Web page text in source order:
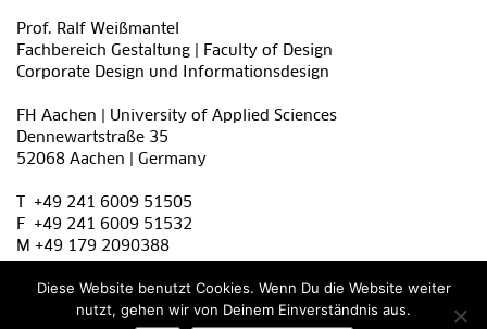
Diese Website benutzt Cookies. Wenn Du die Website weiter
nutzt, gehen wir von Deinem Einverständnis aus.
Prof. Ralf Weißmantel
Fachbereich Gestaltung | Faculty of Design
Corporate Design und Informationsdesign
FH Aachen | University of Applied Sciences
Dennewartstraße 35
52068 Aachen | Germany
T +49 241 6009 51505
F +49 241 6009 51532
M +49 179 2090388
Impressum